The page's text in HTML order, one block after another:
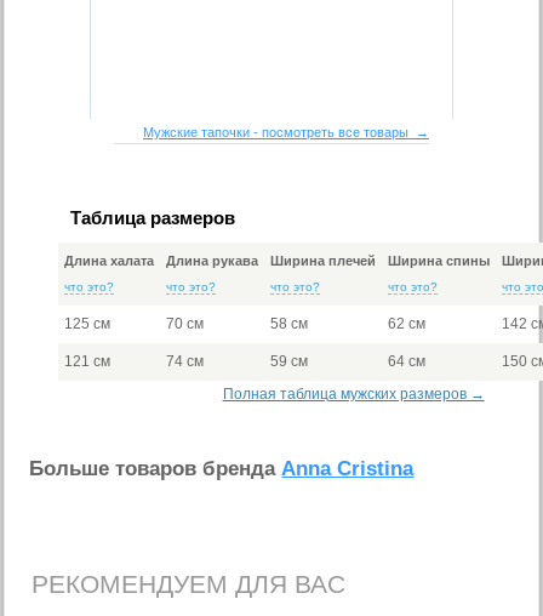
Мужские тапочки - посмотреть все товары →
Таблица размеров
Длина халата
что это?
Длина рукава
что это?
Ширина плечей
что это?
Ширина спины
что это? что
125 см 70 см 58 см 62 см 142
121 см 74 см 59 см 64 см
150
Полная таблица мужских размеров →
Больше товаров брендаAnna Cristina
РЕКОМЕНДУЕМ ДЛЯ ВАС